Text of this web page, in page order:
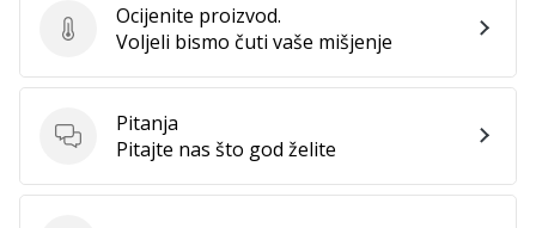
Ocijenite proizvod.
Ocijenite proizvod.
Voljeli bismo čuti vaše mišjenje
Pitanja
Pitanja
Pitajte nas što god želite